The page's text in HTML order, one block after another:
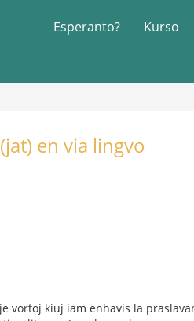
Esperanto? Kurso
en via lingvo
vortoj kiuj iam enhavis la